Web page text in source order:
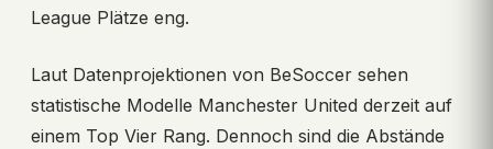
League Plätze eng.
Laut Datenprojektionen von BeSoccer sehen
statistische Modelle Manchester United derzeit auf
einem Top Vier Rang. Dennoch sind die Abstände